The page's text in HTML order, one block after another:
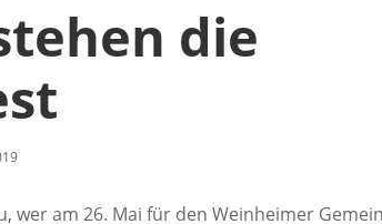
die
wer am 26. Mai für den Weinheimer